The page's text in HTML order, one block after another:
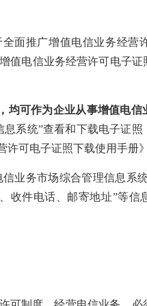
面推广增值电信业务经营
值电信业务经营许可电子证
，均可作为企业从事增值电
息系统”查看和下载电子证照
许可电子证照下载使用手册
信业务市场综合管理信息系
收件电话、 邮寄地址”等信